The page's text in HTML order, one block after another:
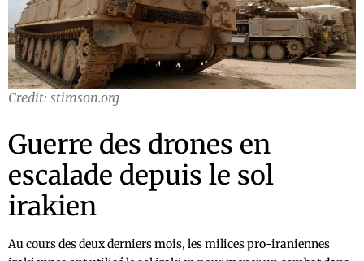
Credit: stimson.org
Guerre des drones en
escalade depuis le sol
irakien
Au cours des deux derniers mois, les milices pro-iraniennes